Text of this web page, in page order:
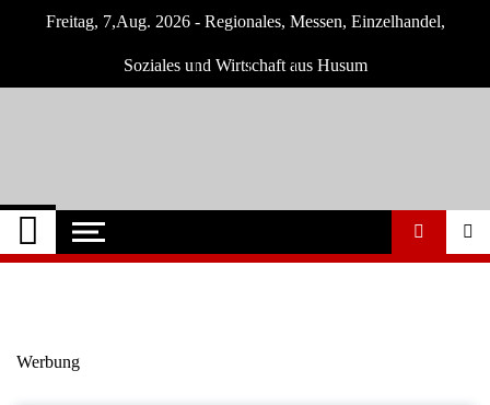
Freitag, 7,Aug. 2026 - Regionales, Messen, Einzelhandel,
Soziales und Wirtschaft aus Husum
Husum-Online
Nachrichten
Nachrichten und Events für Husum und
Umgebung
Werbung